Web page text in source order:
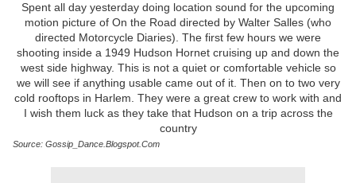
Spent all day yesterday doing location sound for the upcoming
motion picture of On the Road directed by Walter Salles (who
directed Motorcycle Diaries). The first few hours we were
shooting inside a 1949 Hudson Hornet cruising up and down the
west side highway. This is not a quiet or comfortable vehicle so
we will see if anything usable came out of it. Then on to two very
cold rooftops in Harlem. They were a great crew to work with and
I wish them luck as they take that Hudson on a trip across the
country
Source: Gossip_Dance.Blogspot.Com